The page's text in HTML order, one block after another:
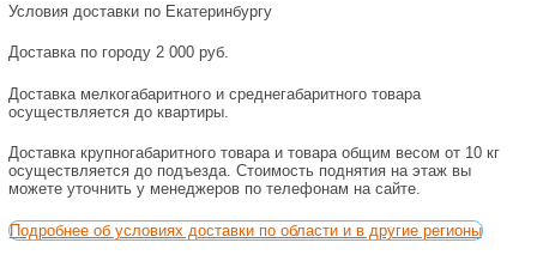
Условия доставки по Екатеринбургу
Доставка по городу 2 000 руб.
Доставка мелкогабаритного и среднегабаритного товара
осуществляется до квартиры.
Доставка крупногабаритного товара и товара общим весом от 10 кг
осуществляется до подъезда. Стоимость поднятия на этаж вы
можете уточнить у менеджеров по телефонам на сайте.
Подробнее об условиях доставки по области и в другие регионы